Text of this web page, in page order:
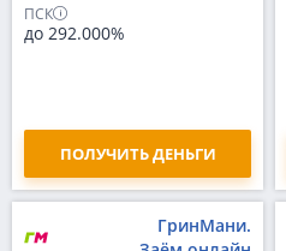
ПСК
до 292.000%
ПОЛУЧИТЬ ДЕНЬГИ
ГринМани.